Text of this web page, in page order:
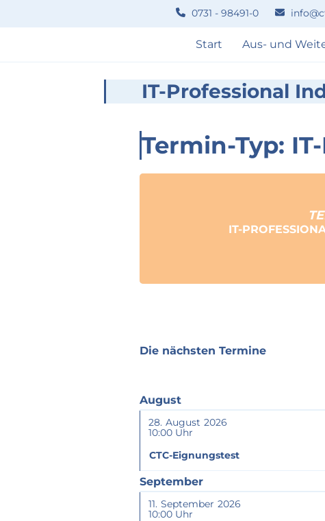
0731 - 98491-0
Start Aus- und
IT-Professional
Termin-Typ:
IT-
Die nächsten Termine
August
2026
28 August
10:00
CTC-Eignungstest
September
2026
11 September
10:00